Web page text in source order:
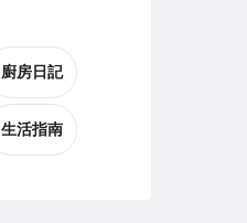
廚房日記
生活指南